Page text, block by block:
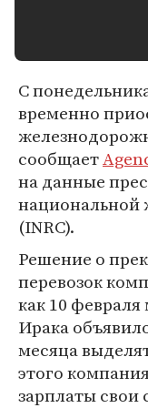
С
временно
сообщает
на данные
(INRC).
Решение о
перевозок
как 10
Ирака
месяца
этого
зарплаты свои